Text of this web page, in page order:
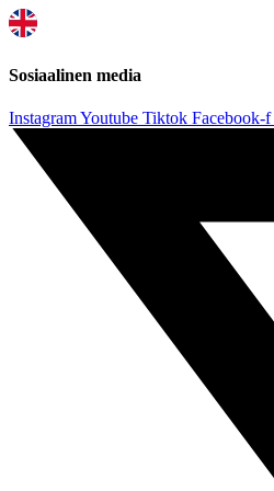
Sosiaalinen media
InstagramYoutube Tiktok Facebook-f